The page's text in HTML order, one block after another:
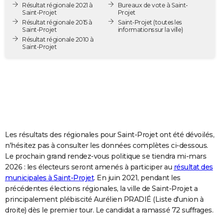
Destinations
City break
Voyage nature
Voyage de noces
Forum
PHOTO
GUIDES D'ACHAT
BONS PLANS
COPAINS D'AVANT
S'inscrire
Se connecter
Lycées
Collèges
Primaires
Universités
Entreprises
Service militaire
Avis de recherche
AVIS DE DÉCÈS
FORUM
Bricolage
Lifestyle
Culture
Sport
Auto
Television
Voyage
Cinema
Résultat régionale 2021 à
Saint-Projet
Résultat régionale 2015 à
Saint-Projet
Résultat régionale 2010 à
Saint-Projet
Bureaux de vote à Saint-
Projet
Saint-Projet (toutes les
informations sur la ville)
Les résultats des régionales pour Saint-Projet ont été dévoilés,
n'hésitez pas à consulter les données complètes ci-dessous.
Le prochain grand rendez-vous politique se tiendra mi-mars
2026 : les électeurs seront amenés à participer au résultat des
municipales à Saint-Projet. En juin 2021, pendant les
précédentes élections régionales, la ville de Saint-Projet a
principalement plébiscité Aurélien PRADIÉ (Liste d'union à
droite) dès le premier tour. Le candidat a ramassé 72 suffrages.